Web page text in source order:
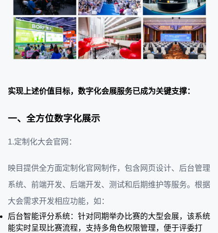
实现上述价值目标，数字化会展服务已成为关键支撑：
一、全方位数字化展示
1.定制化大会官网：
映目提供全方面定制化官网制作，包含网页设计、后台管理
系统、前端开发、后端开发、测试和后期维护等服务。根据
大会需求开发相应功能，如：
后台智能评分系统：针对同期举办比赛的大型会展，该系统
能实时呈现比赛流程，支持多角色权限管理，便于评委打